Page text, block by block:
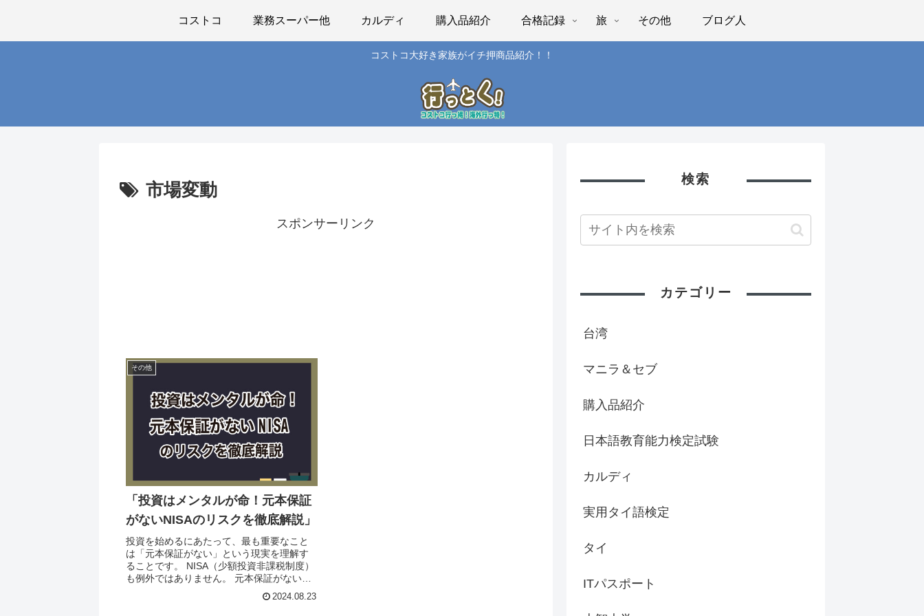
コストコ大好き家族がイチ押商品紹介！！
コストコ 業務スーパー他 カルディ 購入品紹介 合格記録 旅 その他 ブログ人
市場変動
スポンサーリンク
その他
「投資はメンタルが命！元本保証
がないNISAのリスクを徹底解説」
投資を始めるにあたって、最も重要なこと
は「元本保証がない」という現実を理解す
ることです。 NISA（少額投資非課税制度）
も例外ではありません。 元本保証がないと
は、あなたが投資したお金が減ってしまう
可能性が常にあるということです。 つま
2024.08.23
検索
カテゴリー
台湾
マニラ＆セブ
購入品紹介
日本語教育能力検定試験
カルディ
実用タイ語検定
タイ
ITパスポート